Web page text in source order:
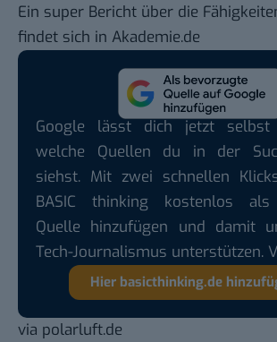
Ein super Bericht über die
findet sich in Akademie.de
Google lässt dich jetzt selbst
welche Quellen du in der
siehst. Mit zwei schnellen
BASIC thinking kostenlos als
Quelle hinzufügen und damit
Tech-Journalismus unterstützen.
Hier basicthinking.de
via polarluft.de